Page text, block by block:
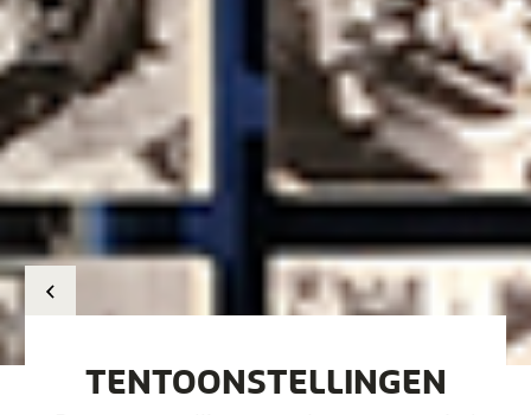
TENTOONSTELLINGEN